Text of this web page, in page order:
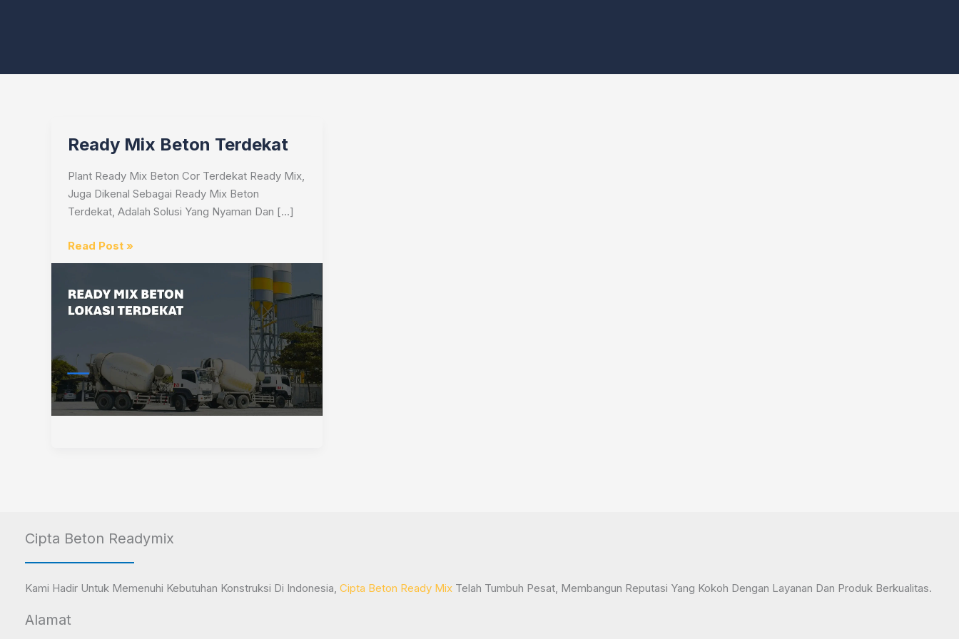
Ready Mix Beton Terdekat
Plant Ready Mix Beton Cor Terdekat Ready Mix,
Juga Dikenal Sebagai Ready Mix Beton
Terdekat, Adalah Solusi Yang Nyaman Dan […]
Ready
Mix
Terdekat
Read Post »
Cipta Beton Readymix
Kami Hadir Untuk Memenuhi Kebutuhan Konstruksi Di Indonesia, Cipta Beton Ready Mix Telah Tumbuh Pesat, Membangun Reputasi Yang Kokoh Dengan Layanan Dan Produk Berkualitas.
Alamat